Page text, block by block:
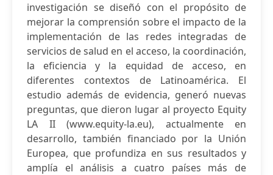
investigación se diseñó con el propósito de
mejorar la comprensión sobre el impacto de la
implementación de las redes integradas de
servicios de salud en el acceso, la coordinación,
la eficiencia y la equidad de acceso, en
diferentes contextos de Latinoamérica. El
estudio además de evidencia, generó nuevas
preguntas, que dieron lugar al proyecto Equity
LA II (www.equity-la.eu), actualmente en
desarrollo, también financiado por la Unión
Europea, que profundiza en sus resultados y
amplía el análisis a cuatro países más de